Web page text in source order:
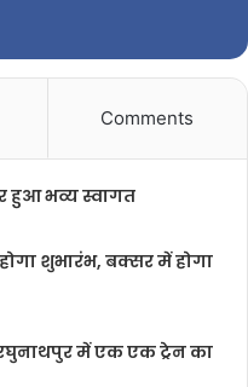
Comments
हुआ भव्य स्वागत
शुभारंभ, बक्सर में होगा
में एक एक ट्रेन का